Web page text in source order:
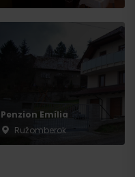
Penzion Emília
Ružomberok